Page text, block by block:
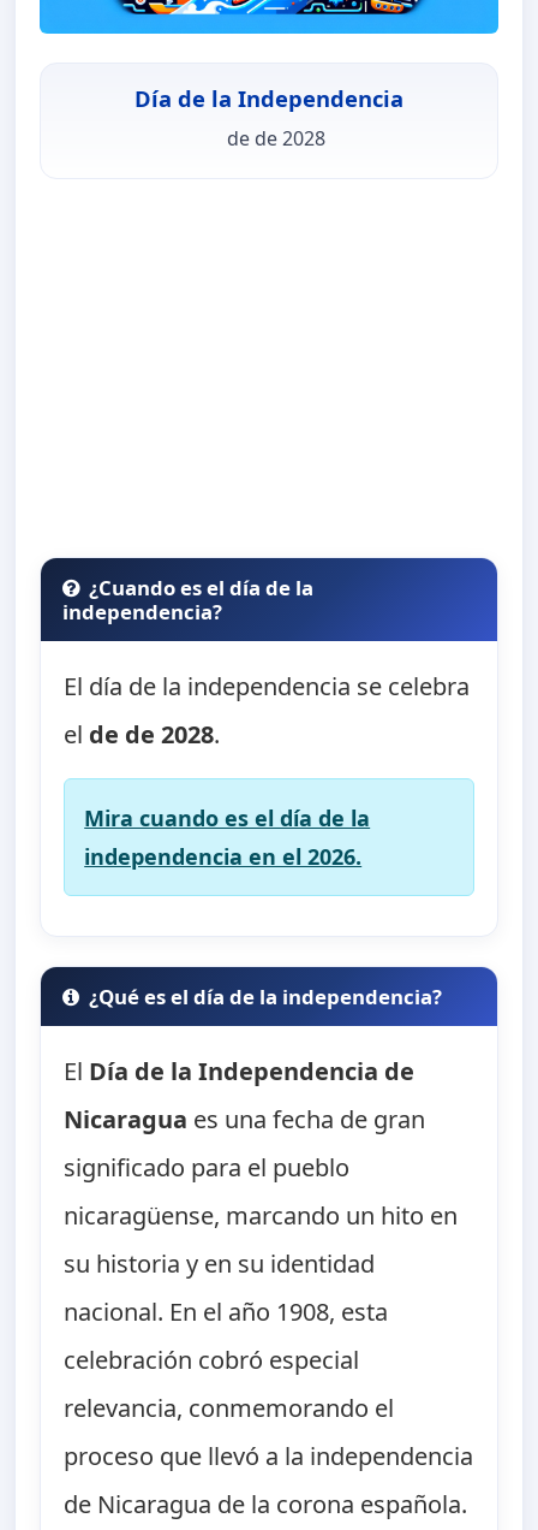
Día de la Independencia
de de 2028
¿Cuando es el día de la
independencia?
El día de la independencia se celebra
el de de 2028.
Mira cuando es el día de la
independencia en el 2026.
¿Qué es el día de la independencia?
El Día de la Independencia de
Nicaragua es una fecha de gran
significado para el pueblo
nicaragüense, marcando un hito en
su historia y en su identidad
nacional. En el año 1908, esta
celebración cobró especial
relevancia, conmemorando el
proceso que llevó a la independencia
de Nicaragua de la corona española.